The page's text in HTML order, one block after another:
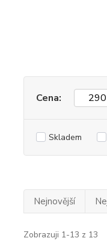
Cena:
Skladem
Nejnovější
Zobrazuji 1-13 z 13